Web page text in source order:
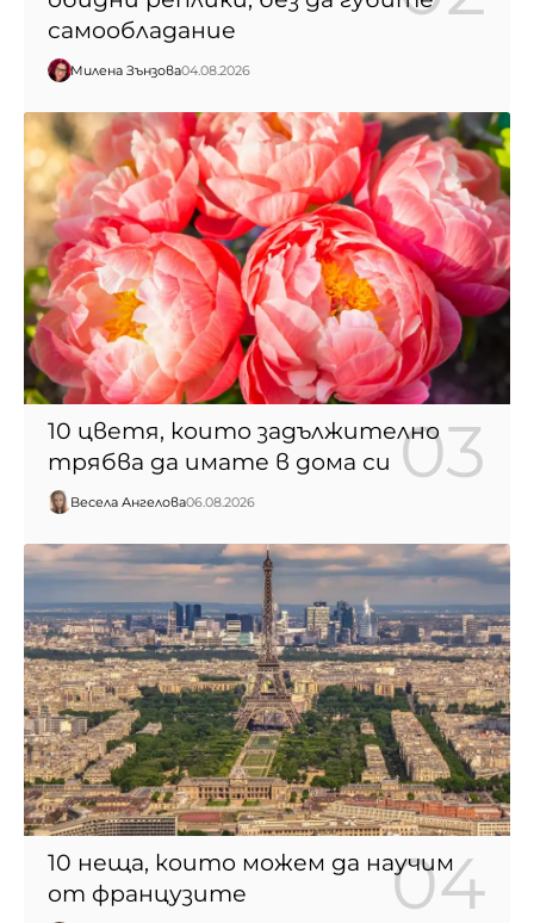
самообладание
Милена Зънзова04.08.2026
10 цветя, които задължително
трябва да имате в дома си
Весела Ангелова06.08.2026
10 неща, които можем да научим
от французите